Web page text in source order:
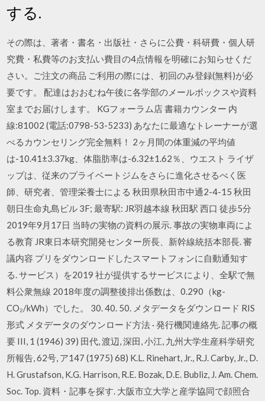
する.
その際は、著者・書名・出版社・さらに公費・科研費・個人研
究費・私費等のお支払い費目の4点情報を明確にお知らせくだ
さい。ご注文の商品 ご利用の際には、初回のみ登録(無料)が必
要です。 配達はおおむね午後に各学部のメールボックスや資料
室までお届けします。 KGフォーラム店 書籍カウンター 内
線:81002 (電話:0798-53-5233) あなたに最適なトレーナーが選
べるカウンセリング完全無料！ 2ヶ月間の体重減の平均値
は-10.41±3.37kg、体脂肪率は-6.32±1.62％、ウエスト ライザ
ップは、従来のプライベートジムをさらに進化させるべく医
師、研究者、管理栄養士による 秋田県秋田市中通2-4-15 秋田
朝日生命丸島ビル 3F; 最寄駅: JR羽越本線 秋田駅 西口 徒歩5分
2019年9月17日 当時の実物の資料の展示. 事故の実物車両によ
る教育 JR東日本研究開発センター所長、新幹線統括本部長. 審
議内容 プリをダウンロードしたスマートフォンに自動通知す
る. サービス）を2019 社が提供するサービスにより、全駅で無
料公衆無線 2018年度の調整後排出係数は、0.290（kg-
CO₂/kWh）でした。 30. 40. 50. メタデータをダウンロード RIS
形式 メタデータのダウンロード方法 · 発行機関連絡先. 記事の概
要 III, 1 (1946) 39) 田代, 渡辺, 深田, 小江, 九州大学生産科学研究
所報告, 62号, ア147 (1975) 68) K.L. Rinehart, Jr., R.J. Carby, Jr., D.
H. Grustafson, K.G. Harrison, R.E. Bozak, D.E. Bubliz, J. Am. Chem.
Soc. Top. 資料・記事を探す. 大阪市立大学と産学協同で顔照合